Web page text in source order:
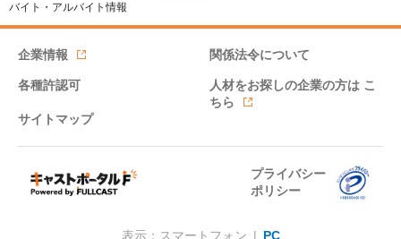
バイト・アルバイト情報
企業情報 関係法令について
各種許認可 人材をお探しの企業の方は こ
ちら
サイトマップ
プライバシー
ポリシー
表示：スマートフォン | PC